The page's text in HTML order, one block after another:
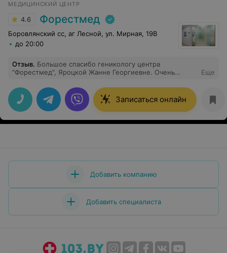
просьбе удалил сразу 2 восьмерки. Все прошло
быстро, безболезненно, в дружелюбной атмосфере (за
час минус 2 зуба тупости). Дал рекомендации
(письменные) на восстановительный период. Даже
заранее по стоимости сориентировал. Меня очень
радует, что наконец я знаю к какому хирургу
МЕДИЦИНСКИЙ ЦЕНТР
4.6 Форестмед
Боровлянский сс, аг Лесной, ул. Мирная, 19В
до 20:00
Отзыв. Большое спасибо геникологу центра
"Форестмед", Яроцкой Жанне Георгиевне. Очень
Еще
Записаться онлайн
Добавить компанию
Добавить специалиста